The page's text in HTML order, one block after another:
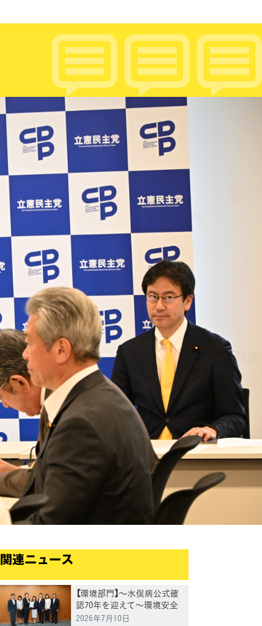
関連ニュース
【環境部門】〜水俣病公式確
認70年を迎えて〜環境安全
保障の確保を求める要望
2026年7月10日